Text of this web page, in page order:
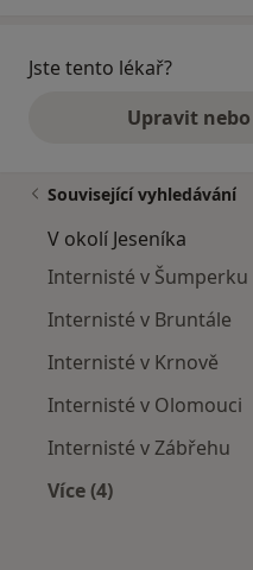
Jste tento lékař?
Upravit
Související vyhledávání
V okolí Jeseníka
Internisté v Šumperku
Internisté v Bruntále
Internisté v Krnově
Internisté v Olomouci
Internisté v Zábřehu
Více (4)